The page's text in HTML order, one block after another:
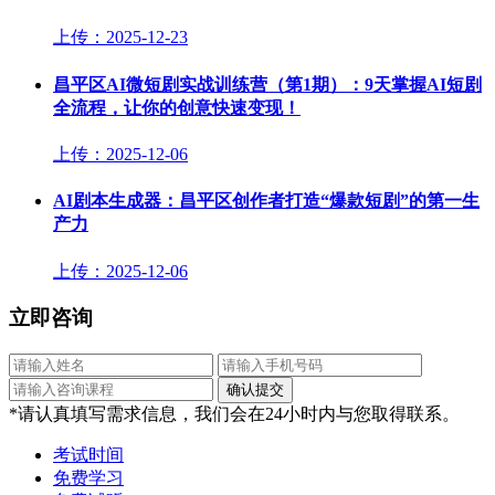
上传：2025-12-23
昌平区AI微短剧实战训练营（第1期）：9天掌握AI短剧
全流程，让你的创意快速变现！
上传：2025-12-06
AI剧本生成器：昌平区创作者打造“爆款短剧”的第一生
产力
上传：2025-12-06
立即咨询
*请认真填写需求信息，我们会在24小时内与您取得联系。
考试时间
免费学习